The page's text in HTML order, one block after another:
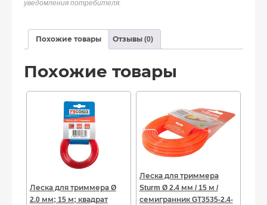
уведомления потребителя.
Похожие товары Отзывы (0)
Похожие товары
Леска для триммера Ø
2.0 мм; 15 м; квадрат
Леска для триммера
Sturm Ø 2.4 мм / 15 м /
семигранник GT3535-2.4-